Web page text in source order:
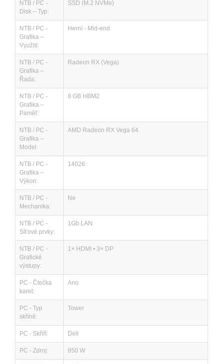
NTB / PC -
Disk – Typ:
SSD (M.2 NVMe)
NTB / PC -
Grafika –
Využití:
Herní - Mid-end
NTB / PC -
Grafika –
Řada:
Radeon RX (Vega)
NTB / PC -
Grafika –
Paměť:
8 GB HBM2
NTB / PC -
Grafika –
Model:
AMD Radeon RX Vega 64
NTB / PC -
Grafika –
Výkon:
14026
NTB / PC -
Mechanika:
Ne
NTB / PC -
Síťové prvky:
1Gb LAN
NTB / PC -
Grafické
výstupy:
1× HDMI • 3× DP
PC - Čtečka
karet:
Ano
PC - Typ
skříně:
Tower
PC - Skříň: Dell
PC - Zdroj: 950 W